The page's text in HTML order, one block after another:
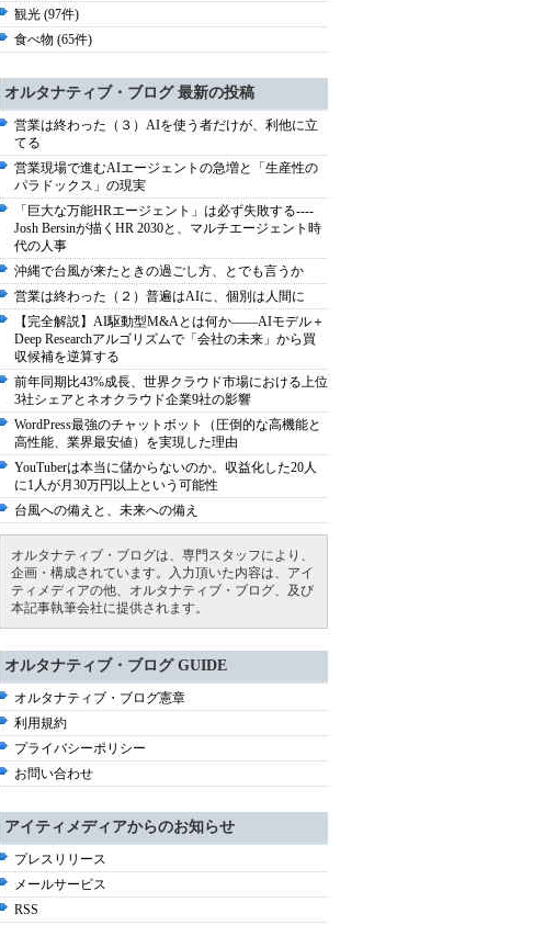
観光 (97件)
食べ物 (65件)
オルタナティブ・ブログ 最新の投稿
営業は終わった（３）AIを使う者だけが、利他に立
てる
営業現場で進むAIエージェントの急増と「生産性の
パラドックス」の現実
「巨大な万能HRエージェント」は必ず失敗する----
Josh Bersinが描くHR 2030と、マルチエージェント時
代の人事
沖縄で台風が来たときの過ごし方、とでも言うか
営業は終わった（２）普遍はAIに、個別は人間に
【完全解説】AI駆動型M&Aとは何か――AIモデル＋
Deep Researchアルゴリズムで「会社の未来」から買
収候補を逆算する
前年同期比43%成長、世界クラウド市場における上位
3社シェアとネオクラウド企業9社の影響
WordPress最強のチャットボット（圧倒的な高機能と
高性能、業界最安値）を実現した理由
YouTuberは本当に儲からないのか。収益化した20人
に1人が月30万円以上という可能性
台風への備えと、未来への備え
オルタナティブ・ブログは、専門スタッフにより、
企画・構成されています。入力頂いた内容は、アイ
ティメディアの他、オルタナティブ・ブログ、及び
本記事執筆会社に提供されます。
オルタナティブ・ブログ GUIDE
オルタナティブ・ブログ憲章
利用規約
プライバシーポリシー
お問い合わせ
アイティメディアからのお知らせ
プレスリリース
メールサービス
RSS